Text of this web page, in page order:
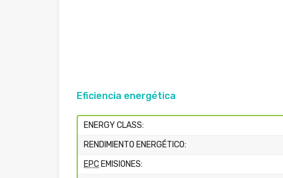
Eficiencia energética
ENERGY CLASS:
RENDIMIENTO ENERGÉTICO:
EPC EMISIONES: